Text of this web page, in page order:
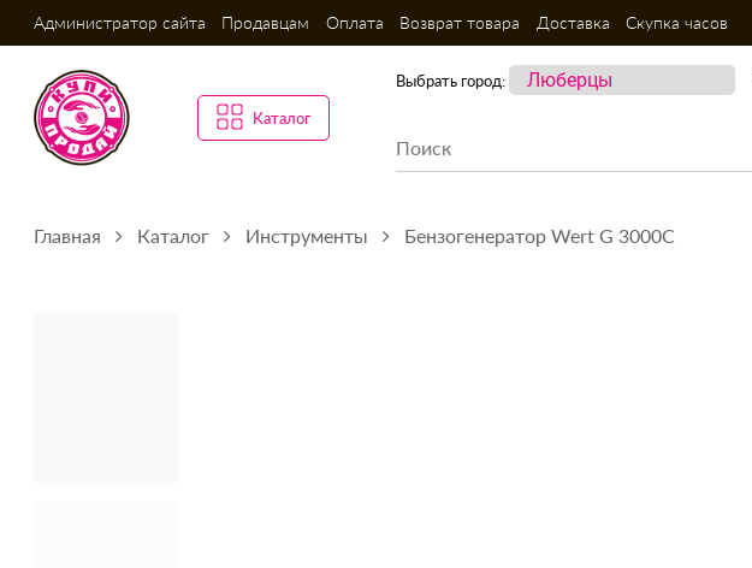
Администратор сайта Продавцам Оплата Возврат товара Доставка Скупка часов
Каталог
Выбрать город:
Главная Каталог Инструменты Бензогенератор Wert G 3000C